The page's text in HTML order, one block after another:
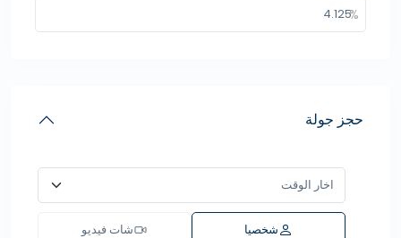
حجز جولة
شخصيا شات فيديو